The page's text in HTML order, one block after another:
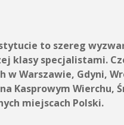
to szereg
klasy specjalistami.
w Warszawie, Gdyni,
Kasprowym Wierchu,
miejscach Polski.